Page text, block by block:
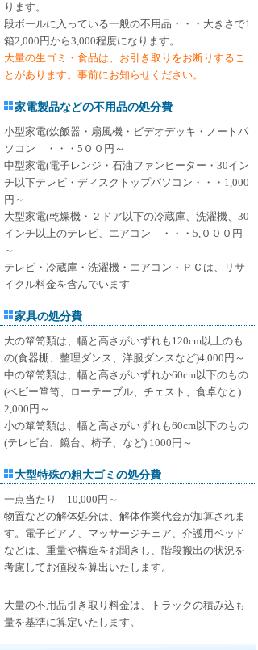
ります。
段ボールに入っている一般の不用品・・・大きさで1
箱2,000円から3,000程度になります。
大量の生ゴミ・食品は、お引き取りをお断りするこ
とがあります。事前にお知らせください。
家電製品などの不用品の処分費
小型家電(炊飯器・扇風機・ビデオデッキ・ノートパ
ソコン ・・・5００円～
中型家電(電子レンジ・石油ファンヒーター・30イン
チ以下テレビ・ディスクトップパソコン・・・1,000
円～
大型家電(乾燥機・２ドア以下の冷蔵庫、洗濯機、30
インチ以上のテレビ、エアコン ・・・5,０００円
～
テレビ・冷蔵庫・洗濯機・エアコン・ＰＣは、リサ
イクル料金を含んでいます
家具の処分費
大の箪笥類は、幅と高さがいずれも120cm以上のも
の(食器棚、整理ダンス、洋服ダンスなど)4,000円～
中の箪笥類は、幅と高さがいずれか60cm以下のもの
(ベビー箪笥、ローテーブル、チェスト、食卓なと)
2,000円～
小の箪笥類は、幅と高さがいずれも60cm以下のもの
(テレビ台、鏡台、椅子、など) 1000円～
大型特殊の粗大ゴミの処分費
一点当たり 10,000円～
物置などの解体処分は、解体作業代金が加算されま
す。電子ピアノ、マッサージチェア、介護用ベッド
などは、重量や構造をお聞きし、階段搬出の状況を
考慮してお値段を算出いたします。
大量の不用品引き取り料金は、トラックの積み込も
量を基準に算定いたします。